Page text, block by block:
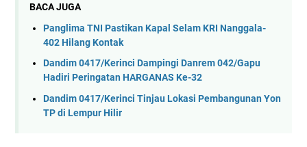
BACA JUGA
Panglima TNI Pastikan Kapal Selam KRI Nanggala-
402 Hilang Kontak
Dandim 0417/Kerinci Dampingi Danrem 042/Gapu
Hadiri Peringatan HARGANAS Ke-32
Dandim 0417/Kerinci Tinjau Lokasi Pembangunan Yon
TP di Lempur Hilir